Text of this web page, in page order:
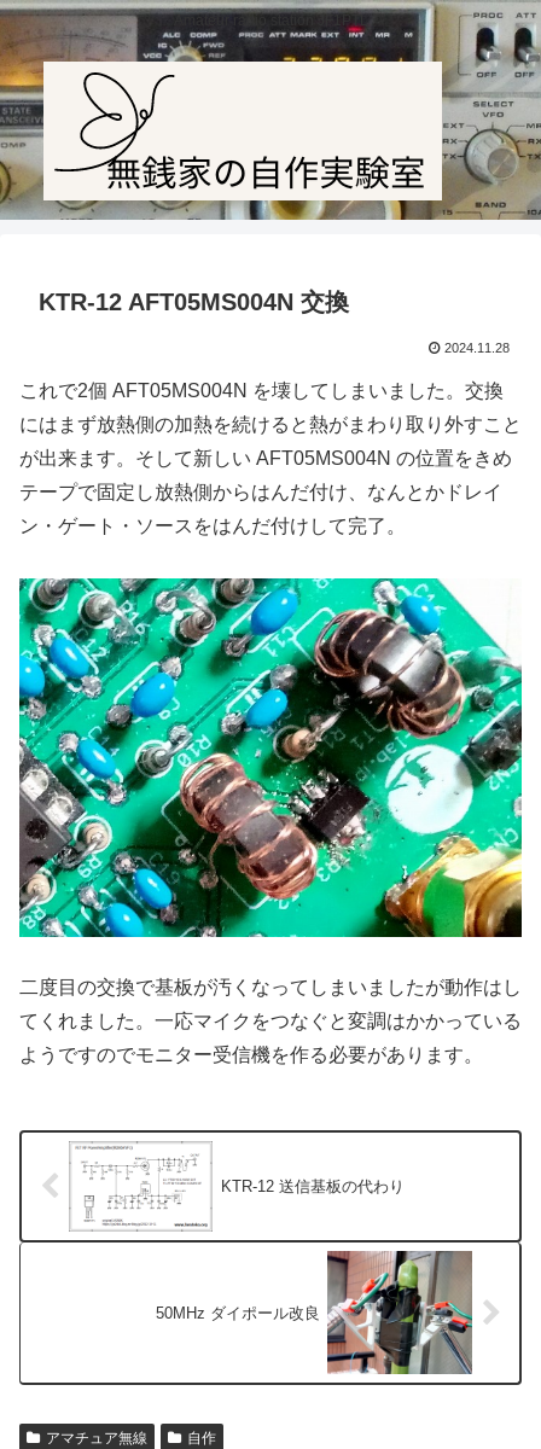
Amateur radio station JF1PTL
KTR-12 AFT05MS004N 交換
2024.11.28
これで2個 AFT05MS004N を壊してしまいました。交換
にはまず放熱側の加熱を続けると熱がまわり取り外すこと
が出来ます。そして新しい AFT05MS004N の位置をきめ
テープで固定し放熱側からはんだ付け、なんとかドレイ
ン・ゲート・ソースをはんだ付けして完了。
二度目の交換で基板が汚くなってしまいましたが動作はし
てくれました。一応マイクをつなぐと変調はかかっている
ようですのでモニター受信機を作る必要があります。
KTR-12 送信基板の代わり
50MHz ダイポール改良
アマチュア無線 自作